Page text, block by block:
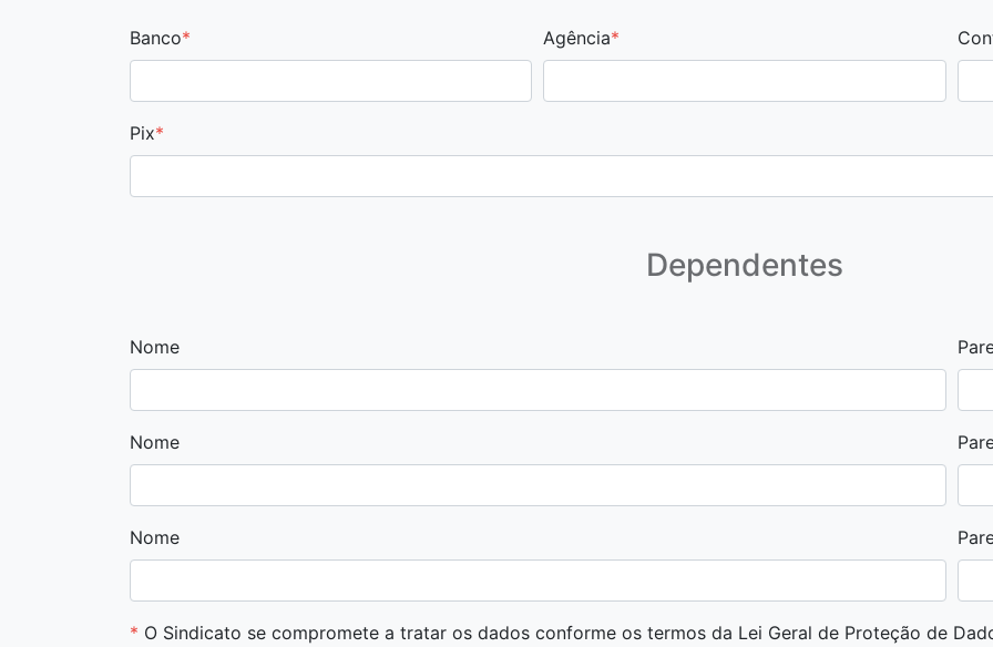
Banco* Agência*
Pix*
Dependentes
Nome
Nome
Nome
* O Sindicato se compromete a tratar os dados conforme os termos da Lei Geral de Proteção de